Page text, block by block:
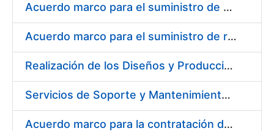
Acuerdo marco para el suministro de material de transmisiones de potencia, rodamientos, estanqueidad e hidráulica
Acuerdo marco para el suministro de repuestos específicos de maquinaria
Realización de los Diseños y Producción del Material Gráfico, en sus diferentes formatos y dispositivos, para la correcta comunicación, tanto interna como externa, de la entidad pública empresarial, Fábrica Nacional de Moneda y Timbre-Real Casa de la Moneda (FNMT-RCM)
Servicios de Soporte y Mantenimiento Integral (correctivo, preventivo, evolutivo) del Sistema de Gestión del Ciclo de Vida de las Aplicaciones en el Área de Desarrollo de CERES
Acuerdo marco para la contratación del suministro de material de informática para equipos de producción